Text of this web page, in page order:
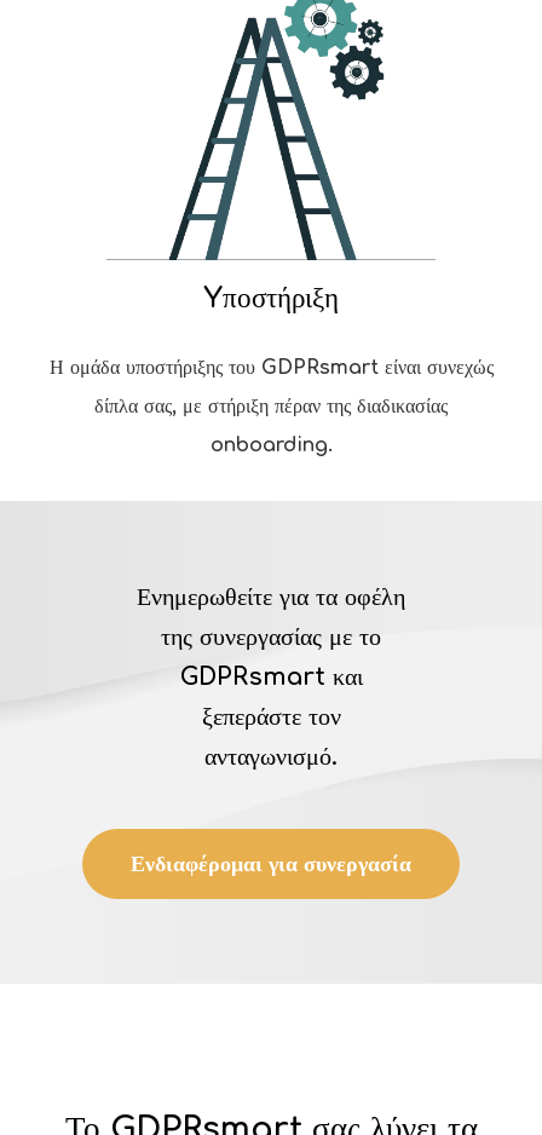
Yποστήριξη
Η ομάδα υποστήριξης του GDPRsmart είναι συνεχώς
δίπλα σας, με στήριξη πέραν της διαδικασίας
onboarding.
Ενημερωθείτε για τα οφέλη
της συνεργασίας με το
GDPRsmart και
ξεπεράστε τον
ανταγωνισμό.
Ενδιαφέρομαι για συνεργασία